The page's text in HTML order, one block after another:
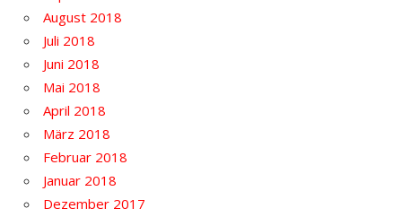
August 2018
Juli 2018
Juni 2018
Mai 2018
April 2018
März 2018
Februar 2018
Januar 2018
Dezember 2017